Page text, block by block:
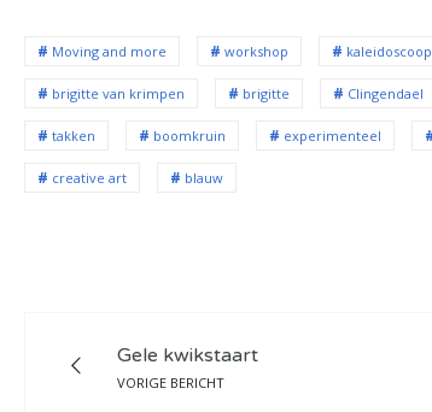
Moving and more workshop kaleidoscoop
brigitte van krimpen brigitte Clingendael
takken boomkruin experimenteel
creative art blauw
Gele kwikstaart
VORIGE BERICHT